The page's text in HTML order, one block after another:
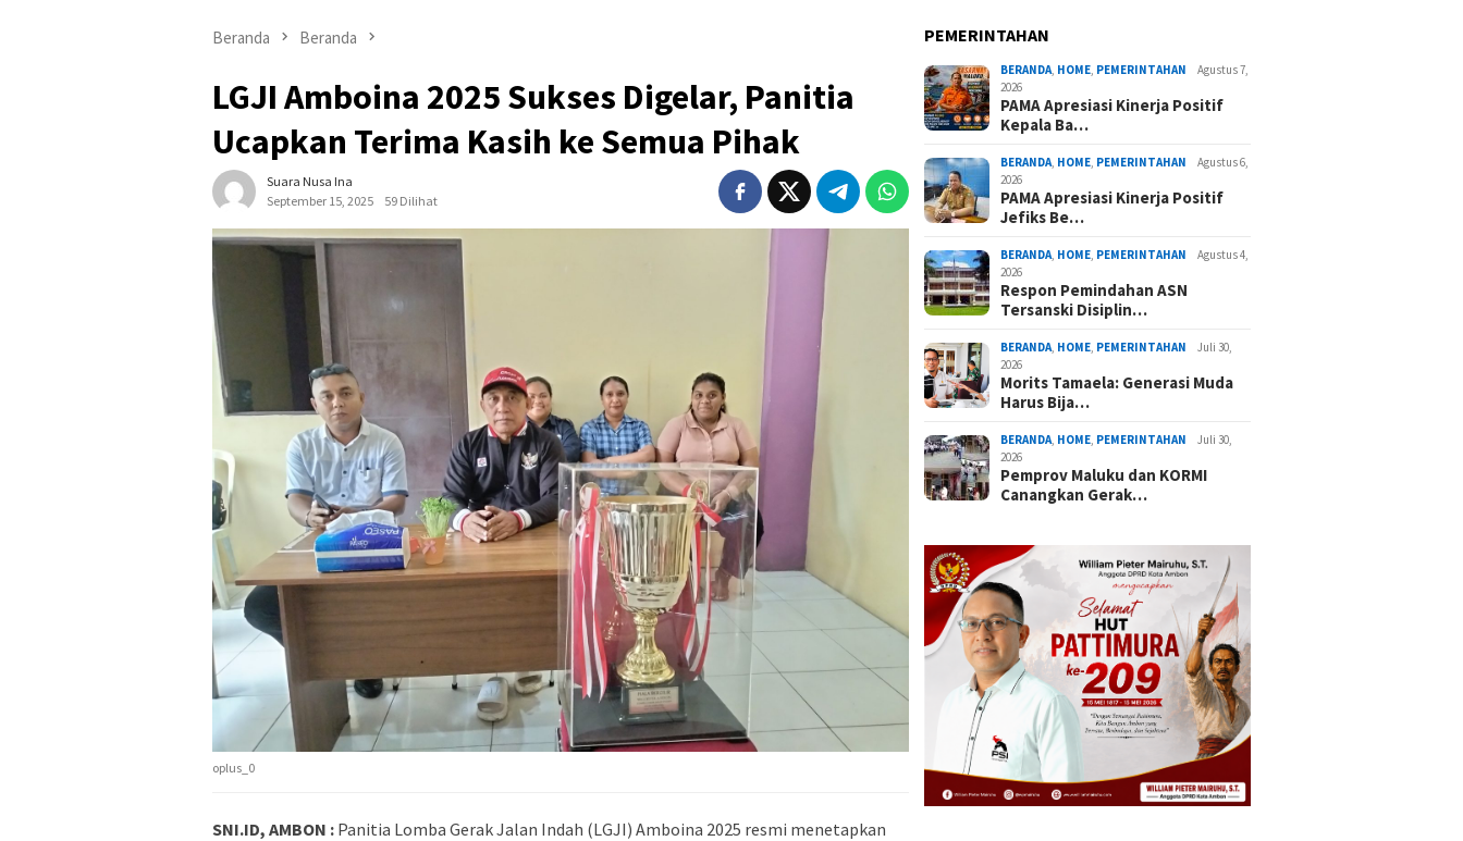
Beranda Beranda
LGJI Amboina 2025 Sukses Digelar, Panitia
Ucapkan Terima Kasih ke Semua Pihak
Suara Nusa Ina
September 15, 2025
59 Dilihat
oplus_0
SNI.ID, AMBON : Panitia Lomba Gerak Jalan Indah (LGJI) Amboina 2025 resmi menetapkan
PEMERINTAHAN
BERANDA, HOME, PEMERINTAHAN
Agustus 7,
2026
PAMA Apresiasi Kinerja Positif
Kepala Ba…
BERANDA, HOME, PEMERINTAHAN
Agustus 6,
2026
PAMA Apresiasi Kinerja Positif
Jefiks Be…
BERANDA, HOME, PEMERINTAHAN
Agustus 4,
2026
Respon Pemindahan ASN
Tersanski Disiplin…
BERANDA, HOME, PEMERINTAHAN
Juli 30,
2026
Morits Tamaela: Generasi Muda
Harus Bija…
BERANDA, HOME, PEMERINTAHAN
Juli 30,
2026
Pemprov Maluku dan KORMI
Canangkan Gerak…